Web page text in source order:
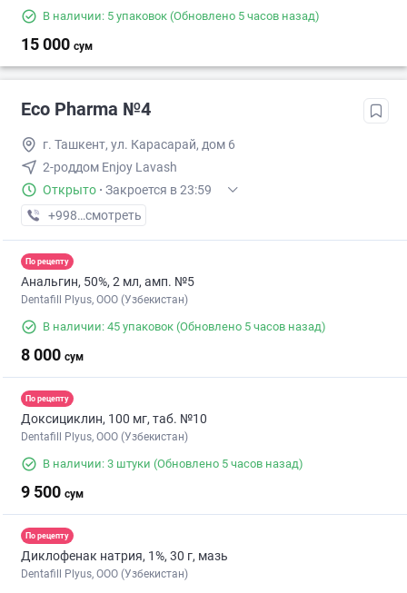
В наличии: 5 упаковок (Обновлено 5 часов назад)
15 000 сум
Eco Pharma №4
г. Ташкент, ул. Карасарай, дом 6
2-роддом Enjoy Lavash
Открыто · Закроется в 23:59
+998 (55) XXX-XX-XX
смотреть
По рецепту
Анальгин, 50%, 2 мл, амп. №5
Dentafill Plyus, ООО (Узбекистан)
В наличии: 45 упаковок (Обновлено 5 часов назад)
8 000 сум
По рецепту
Доксициклин, 100 мг, таб. №10
Dentafill Plyus, ООО (Узбекистан)
В наличии: 3 штуки (Обновлено 5 часов назад)
9 500 сум
По рецепту
Диклофенак натрия, 1%, 30 г, мазь
Dentafill Plyus, ООО (Узбекистан)